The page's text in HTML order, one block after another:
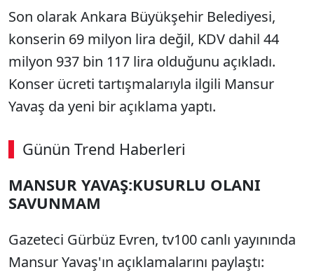
Son olarak Ankara Büyükşehir Belediyesi,
konserin 69 milyon lira değil, KDV dahil 44
milyon 937 bin 117 lira olduğunu açıkladı.
Konser ücreti tartışmalarıyla ilgili Mansur
Yavaş da yeni bir açıklama yaptı.
Günün Trend Haberleri
MANSUR YAVAŞ:KUSURLU OLANI
SAVUNMAM
Gazeteci Gürbüz Evren, tv100 canlı yayınında
Mansur Yavaş'ın açıklamalarını paylaştı: